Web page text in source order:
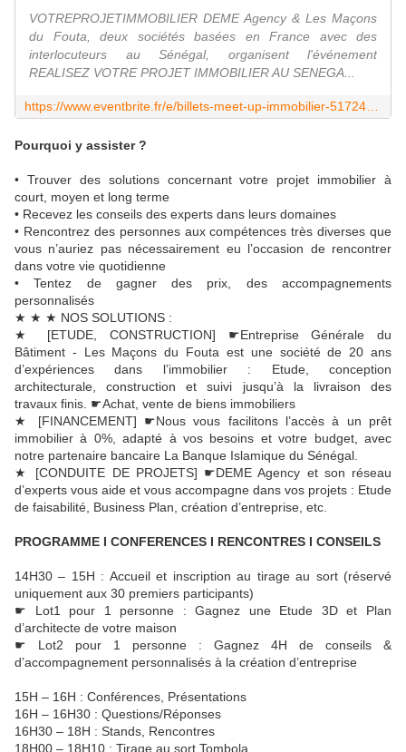
VOTREPROJETIMMOBILIER DEME Agency & Les Maçons
du Fouta, deux sociétés basées en France avec des
interlocuteurs au Sénégal, organisent l'événement
REALISEZ VOTRE PROJET IMMOBILIER AU SENEGA...
Pourquoi y assister ?
• Trouver des solutions concernant votre projet immobilier à
court, moyen et long terme
• Recevez les conseils des experts dans leurs domaines
• Rencontrez des personnes aux compétences très diverses que
vous n’auriez pas nécessairement eu l’occasion de rencontrer
dans votre vie quotidienne
• Tentez de gagner des prix, des accompagnements
personnalisés
★ ★ ★ NOS SOLUTIONS :
★ [ETUDE, CONSTRUCTION] ☛Entreprise Générale du
Bâtiment - Les Maçons du Fouta est une société de 20 ans
d’expériences dans l’immobilier : Etude, conception
architecturale, construction et suivi jusqu’à la livraison des
travaux finis. ☛Achat, vente de biens immobiliers
★ [FINANCEMENT] ☛Nous vous facilitons l’accès à un prêt
immobilier à 0%, adapté à vos besoins et votre budget, avec
notre partenaire bancaire La Banque Islamique du Sénégal.
★ [CONDUITE DE PROJETS] ☛DEME Agency et son réseau
d’experts vous aide et vous accompagne dans vos projets : Etude
de faisabilité, Business Plan, création d’entreprise, etc.
PROGRAMME I CONFERENCES I RENCONTRES I CONSEILS
14H30 – 15H : Accueil et inscription au tirage au sort (réservé
uniquement aux 30 premiers participants)
☛ Lot1 pour 1 personne : Gagnez une Etude 3D et Plan
d’architecte de votre maison
☛ Lot2 pour 1 personne : Gagnez 4H de conseils &
d’accompagnement personnalisés à la création d’entreprise
15H – 16H : Conférences, Présentations
16H – 16H30 : Questions/Réponses
16H30 – 18H : Stands, Rencontres
18H00 – 18H10 : Tirage au sort Tombola